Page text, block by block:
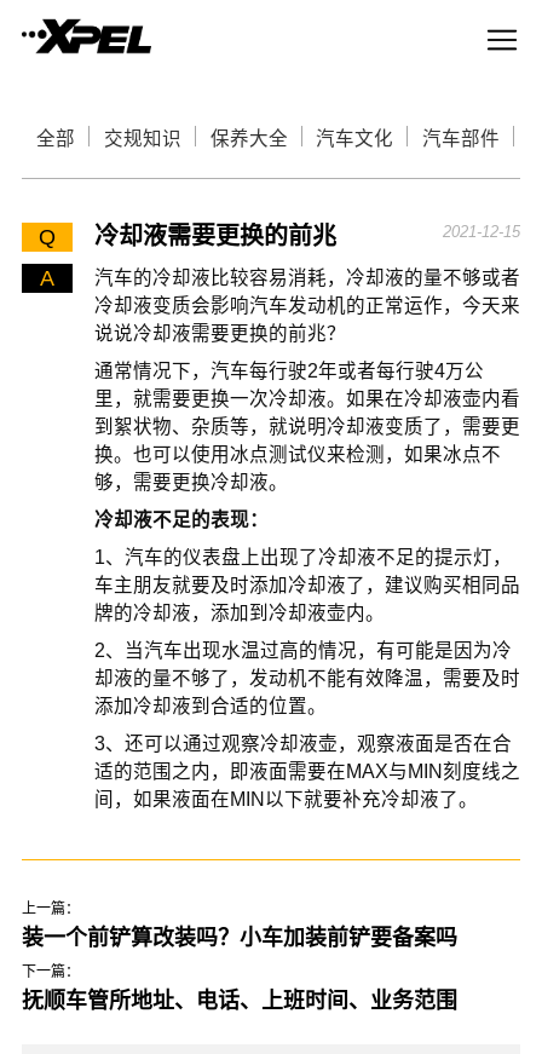
全部 交规知识 保养大全 汽车文化 汽车部件
Q 冷却液需要更换的前兆 2021-12-15
A
汽车的冷却液比较容易消耗，冷却液的量不够或者
冷却液变质会影响汽车发动机的正常运作，今天来
说说冷却液需要更换的前兆？
通常情况下，汽车每行驶2年或者每行驶4万公
里，就需要更换一次冷却液。如果在冷却液壶内看
到絮状物、杂质等，就说明冷却液变质了，需要更
换。也可以使用冰点测试仪来检测，如果冰点不
够，需要更换冷却液。
冷却液不足的表现：
1、汽车的仪表盘上出现了冷却液不足的提示灯，
车主朋友就要及时添加冷却液了，建议购买相同品
牌的冷却液，添加到冷却液壶内。
2、当汽车出现水温过高的情况，有可能是因为冷
却液的量不够了，发动机不能有效降温，需要及时
添加冷却液到合适的位置。
3、还可以通过观察冷却液壶，观察液面是否在合
适的范围之内，即液面需要在MAX与MIN刻度线之
间，如果液面在MIN以下就要补充冷却液了。
上一篇：
装一个前铲算改装吗？小车加装前铲要备案吗
下一篇：
抚顺车管所地址、电话、上班时间、业务范围